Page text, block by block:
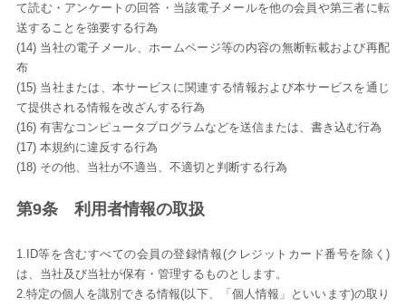
て読む・アンケートの回答・当該電子メールを他の会員や第三者に転
送することを強要する行為
(14) 当社の電子メール、ホームページ等の内容の無断転載および再配
布
(15) 当社または、本サービスに関連する情報および本サービスを通じ
て提供される情報を改ざんする行為
(16) 有害なコンピュータプログラムなどを送信または、書き込む行為
(17) 本規約に違反する行為
(18) その他、当社が不適当、不適切と判断する行為
第9条 利用者情報の取扱
1.ID等を含むすべての会員の登録情報(クレジットカード番号を除く)
は、当社及び当社が保有・管理するものとします。
2.特定の個人を識別できる情報(以下、「個人情報」といいます)の取り